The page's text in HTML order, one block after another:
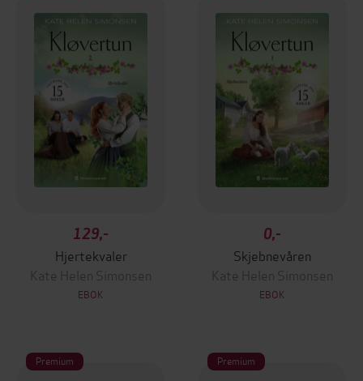
129,-
Hjertekvaler
Kate Helen Simonsen
EBOK
0,-
Skjebnevåren
Kate Helen Simonsen
EBOK
Premium Premium